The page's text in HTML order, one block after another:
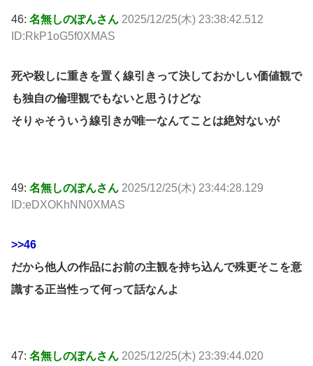
46: 名無しのぽんさん 2025/12/25(木) 23:38:42.512
ID:RkP1oG5f0XMAS
死や殺しに重きを置く線引きって決しておかしい価値観で
も独自の倫理観でもないと思うけどな
そりゃそういう線引きが唯一なんてことは絶対ないが
49: 名無しのぽんさん 2025/12/25(木) 23:44:28.129
ID:eDXOKhNN0XMAS
>>46
だから他人の作品にお前の主観を持ち込んで殊更そこを意
識する正当性って何って話なんよ
47: 名無しのぽんさん 2025/12/25(木) 23:39:44.020